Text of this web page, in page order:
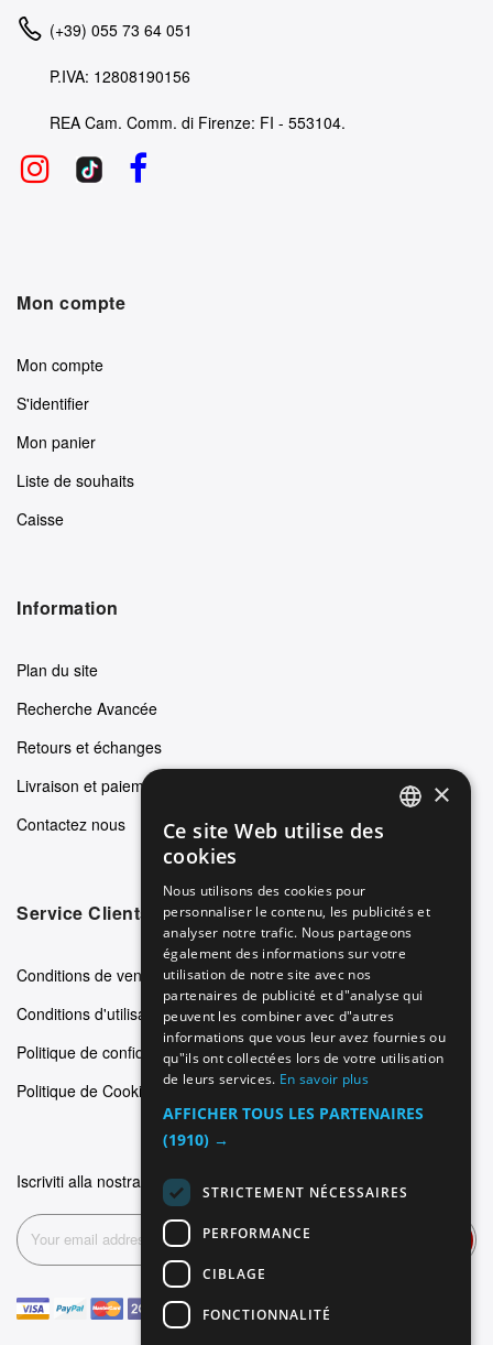
(+39) 055 73 64 051
P.IVA: 12808190156
REA Cam. Comm. di Firenze: FI - 553104.
Mon compte
Mon compte
S'identifier
Mon panier
Liste de souhaits
Caisse
Information
Plan du site
Recherche Avancée
Retours et échanges
Livraison et paiements
Contactez nous
Service Clients
Conditions de vente
Conditions d'utilisation
Politique de confidentialité
Politique de Cookie
Iscriviti alla nostra newsletter
ITALIAN
SPANISH
FRENCH
×
Ce site Web utilise des
cookies
Nous utilisons des cookies pour
personnaliser le contenu, les publicités et
analyser notre trafic. Nous partageons
également des informations sur votre
utilisation de notre site avec nos
partenaires de publicité et d"analyse qui
peuvent les combiner avec d"autres
informations que vous leur avez fournies ou
qu"ils ont collectées lors de votre utilisation
de leurs services. En savoir plus
AFFICHER TOUS LES PARTENAIRES
(1910) →
STRICTEMENT NÉCESSAIRES
PERFORMANCE
CIBLAGE
FONCTIONNALITÉ